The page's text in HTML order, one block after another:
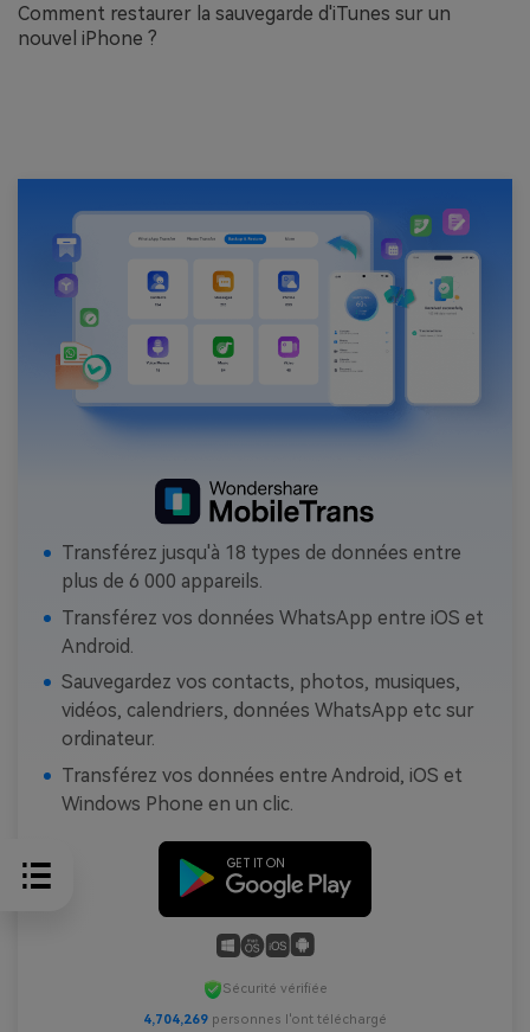
Comment restaurer la sauvegarde d'iTunes sur un
nouvel iPhone ?
Transférez jusqu'à 18 types de données entre
plus de 6 000 appareils.
Transférez vos données WhatsApp entre iOS et
Android.
Sauvegardez vos contacts, photos, musiques,
vidéos, calendriers, données WhatsApp etc sur
ordinateur.
Transférez vos données entre Android, iOS et
Windows Phone en un clic.
Sécurité vérifiée
4,704,269 personnes l'ont téléchargé